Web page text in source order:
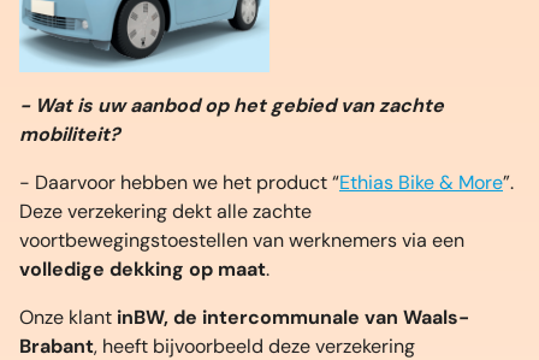
- Wat is uw aanbod op het gebied van zachte
mobiliteit?
- Daarvoor hebben we het product “Ethias Bike & More”.
Deze verzekering dekt alle zachte
voortbewegingstoestellen van werknemers via een
volledige dekking op maat.
Onze klant inBW, de intercommunale van Waals-
Brabant, heeft bijvoorbeeld deze verzekering